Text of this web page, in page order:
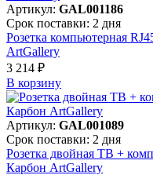
Артикул: GAL001186
Срок поставки: 2 дня
Розетка компьютерная
ArtGallery
3 214 ₽
В корзинy
Артикул: GAL001089
Срок поставки: 2 дня
Розетка двойная ТВ +
Карбон ArtGallery